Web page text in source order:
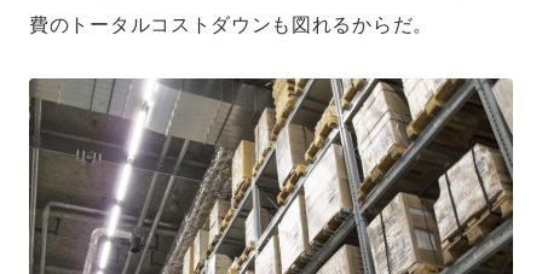
費のトータルコストダウンも図れるからだ。